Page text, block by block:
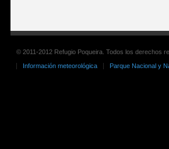
© 2011-2012 Refugio Poqueira. Todos los derechos
Información meteorológica
Parque Nacional y